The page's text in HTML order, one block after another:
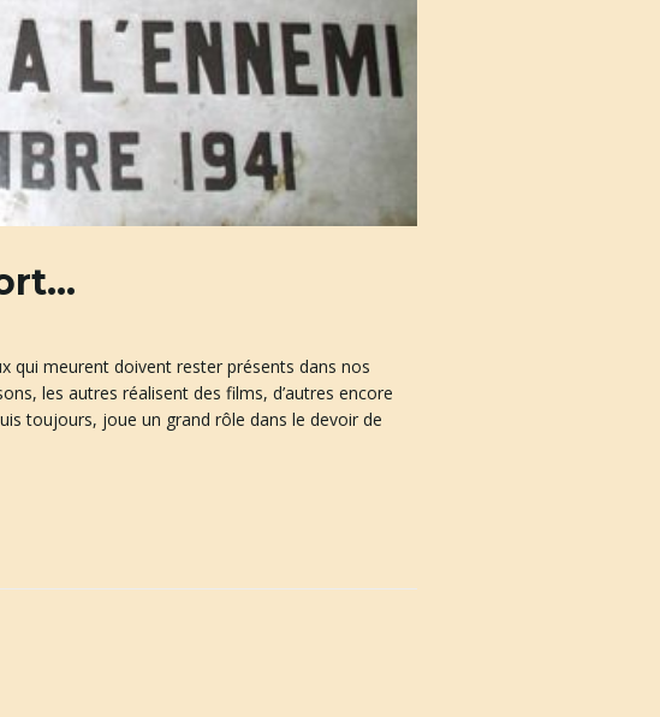
qui meurent doivent rester présents dans nos
les autres réalisent des films, d’autres encore
toujours, joue un grand rôle dans le devoir de